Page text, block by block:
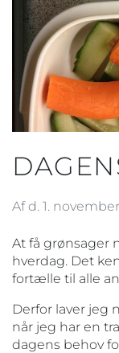
Af d. 1.
At få grønsager
hverdag. Det
fortælle til alle
Derfor laver jeg
når jeg har en
dagens behov